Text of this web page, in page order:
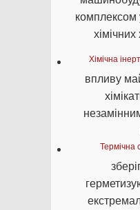
комплексом
Хімічна
впливу
Термічна